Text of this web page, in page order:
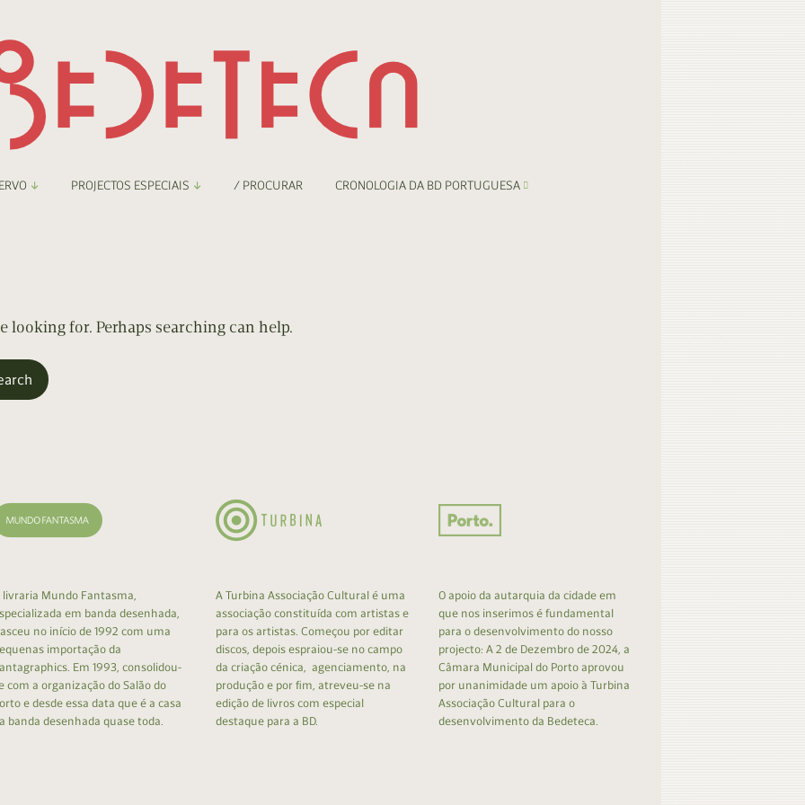
Digital
PROJECTOS ESPECIAIS / PROCURAR CRONOLOGIA DA BD PORTUGUESA
looking for. Perhaps searching can help.
livraria Mundo Fantasma,
em banda desenhada,
no início de 1992 com uma
importação da
Em 1993, consolidou-
com a organização do Salão do
e desde essa data que é a casa
banda desenhada quase toda.
A Turbina Associação Cultural é uma
associação constituída com artistas e
para os artistas. Começou por editar
discos, depois espraiou-se no campo
da criação cénica, agenciamento, na
produção e por fim, atreveu-se na
edição de livros com especial
destaque para a BD.
O apoio da autarquia da cidade em
que nos inserimos é fundamental
para o desenvolvimento do nosso
projecto: A 2 de Dezembro de 2024, a
Câmara Municipal do Porto aprovou
por unanimidade um apoio à Turbina
Associação Cultural para o
desenvolvimento da Bedeteca.